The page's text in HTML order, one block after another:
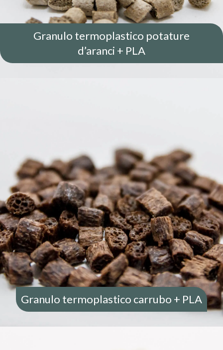
Granulo termoplastico potature
d’aranci + PLA
ACQUISTA
Granulo termoplastico carrubo + PLA